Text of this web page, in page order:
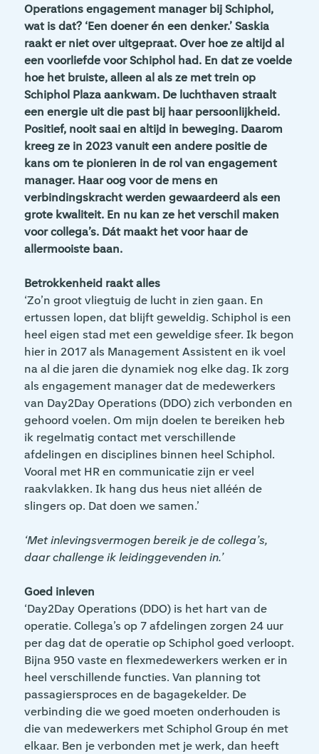
Operations engagement manager bij Schiphol,
wat is dat? ‘Een doener én een denker.’ Saskia
raakt er niet over uitgepraat. Over hoe ze altijd al
een voorliefde voor Schiphol had. En dat ze voelde
hoe het bruiste, alleen al als ze met trein op
Schiphol Plaza aankwam. De luchthaven straalt
een energie uit die past bij haar persoonlijkheid.
Positief, nooit saai en altijd in beweging. Daarom
kreeg ze in 2023 vanuit een andere positie de
kans om te pionieren in de rol van engagement
manager. Haar oog voor de mens en
verbindingskracht werden gewaardeerd als een
grote kwaliteit. En nu kan ze het verschil maken
voor collega’s. Dát maakt het voor haar de
allermooiste baan.
Betrokkenheid raakt alles
‘Zo’n groot vliegtuig de lucht in zien gaan. En
ertussen lopen, dat blijft geweldig. Schiphol is een
heel eigen stad met een geweldige sfeer. Ik begon
hier in 2017 als Management Assistent en ik voel
na al die jaren die dynamiek nog elke dag. Ik zorg
als engagement manager dat de medewerkers
van Day2Day Operations (DDO) zich verbonden en
gehoord voelen. Om mijn doelen te bereiken heb
ik regelmatig contact met verschillende
afdelingen en disciplines binnen heel Schiphol.
Vooral met HR en communicatie zijn er veel
raakvlakken. Ik hang dus heus niet alléén de
slingers op. Dat doen we samen.’
‘Met inlevingsvermogen bereik je de collega’s,
daar challenge ik leidinggevenden in.’
Goed inleven
‘Day2Day Operations (DDO) is het hart van de
operatie. Collega’s op 7 afdelingen zorgen 24 uur
per dag dat de operatie op Schiphol goed verloopt.
Bijna 950 vaste en flexmedewerkers werken er in
heel verschillende functies. Van planning tot
passagiersproces en de bagagekelder. De
verbinding die we goed moeten onderhouden is
die van medewerkers met Schiphol Group én met
elkaar. Ben je verbonden met je werk, dan heeft